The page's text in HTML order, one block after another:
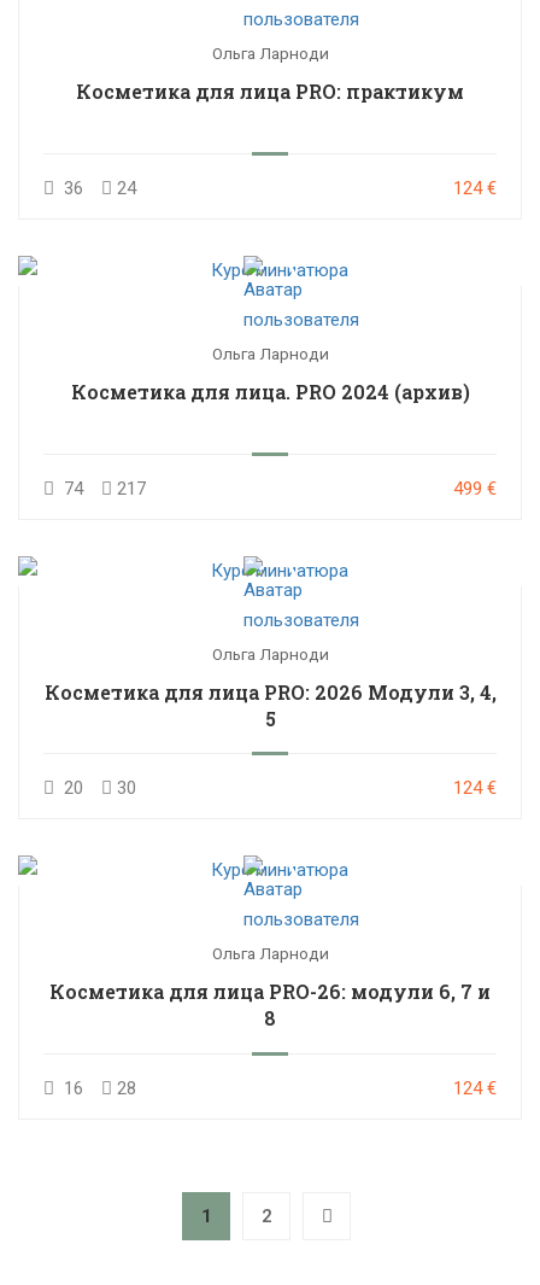
Ольга Ларноди
Косметика для лица PRO: практикум
36 24 124 €
Ольга Ларноди
Косметика для лица. PRO 2024 (архив)
74 217 499 €
Ольга Ларноди
Косметика для лица PRO: 2026 Модули 3, 4,
5
20 30 124 €
Ольга Ларноди
Косметика для лица PRO-26: модули 6, 7 и
8
16 28 124 €
1 2